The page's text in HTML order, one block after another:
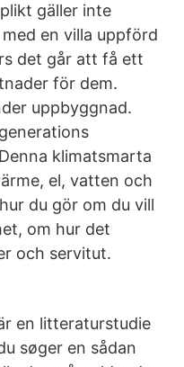
gäller inte
en villa uppförd
det går att få ett
för dem.
uppbyggnad.
klimatsmarta
el, vatten och
du gör om du vill
om hur det
och servitut.
en litteraturstudie
søger en sådan